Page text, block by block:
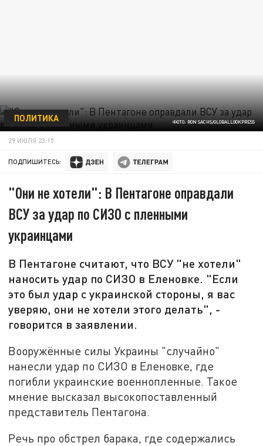
ФОТО: RON SACHS/GLOBALLOOKPRESS
ПОЛИТИКА
29 ИЮЛЯ 23:15
ПОДПИШИТЕСЬ:
"Они не хотели": В Пентагоне оправдали
ВСУ за удар по СИЗО с пленными
украинцами
В Пентагоне считают, что ВСУ "не хотели"
наносить удар по СИЗО в Еленовке. "Если
это был удар с украинской стороны, я вас
уверяю, они не хотели этого делать", -
говорится в заявлении.
Вооружённые силы Украины "случайно"
нанесли удар по СИЗО в Еленовке, где
погибли украинские военнопленные. Такое
мнение высказал высокопоставленный
представитель Пентагона.
Речь про обстрел барака, где содержались